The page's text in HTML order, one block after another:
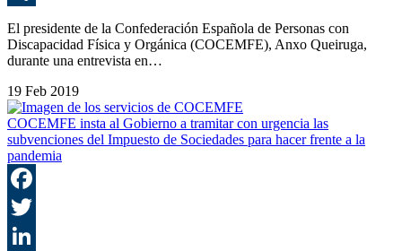
El presidente de la Confederación Española de Personas con
Discapacidad Física y Orgánica (COCEMFE), Anxo Queiruga,
durante una entrevista en…
19 Feb 2019
COCEMFE insta al Gobierno a tramitar con urgencia las
subvenciones del Impuesto de Sociedades para hacer frente a la
pandemia